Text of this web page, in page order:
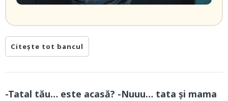
Citește tot bancul
-Tatal tău… este acasă? -Nuuu… tata și mama